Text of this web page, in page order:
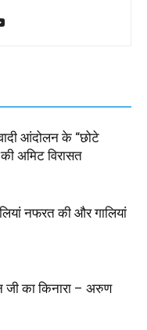
आंदोलन के “छोटे
अमिट विरासत
नफरत की और गालियां
का किनारा – अरुण